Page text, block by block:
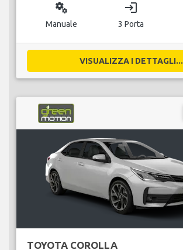
miscellaneous_services
Manuale
login
3 Porta
VISUALIZZA I DETTAGLI...
TOYOTA COROLLA